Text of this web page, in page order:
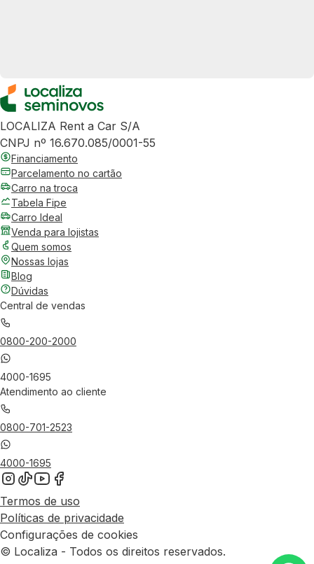
LOCALIZA Rent a Car S/A
CNPJ nº 16.670.085/0001-55
Financiamento
Parcelamento no cartão
Carro na troca
Tabela Fipe
Carro Ideal
Venda para lojistas
Quem somos
Nossas lojas
Blog
Dúvidas
Central de vendas
0800-200-2000
4000-1695
Atendimento ao cliente
0800-701-2523
4000-1695
Termos de uso
Políticas de privacidade
Configurações de cookies
© Localiza - Todos os direitos reservados.